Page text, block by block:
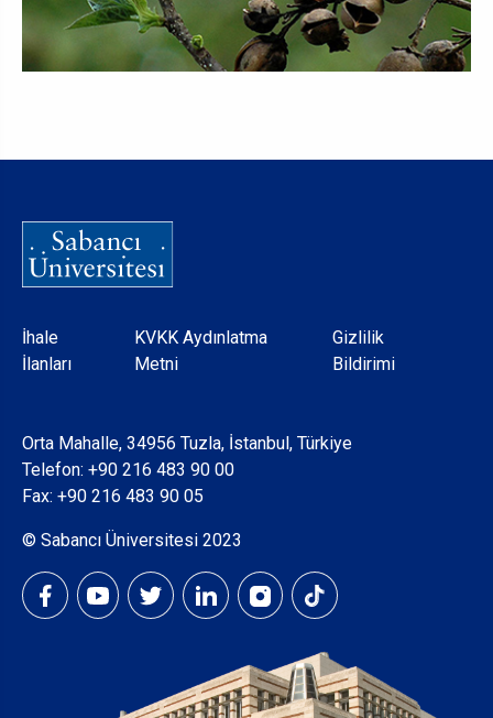
Dipnot
İhale
İlanları
KVKK Aydınlatma
Metni
Gizlilik
Bildirimi
Orta Mahalle, 34956 Tuzla, İstanbul, Türkiye
Telefon: +90 216 483 90 00
Fax: +90 216 483 90 05
© Sabancı Üniversitesi 2023